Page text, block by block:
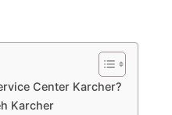
Center Karcher?
Karcher